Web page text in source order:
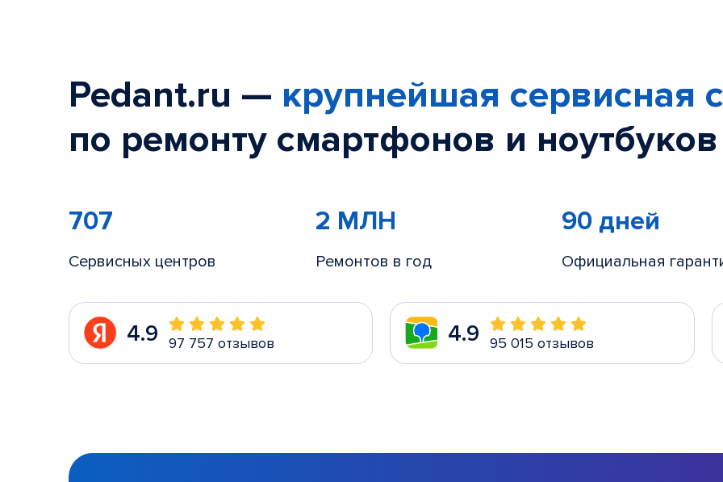
Pedant.ru — крупнейшая сервисная
по ремонту смартфонов и
707
Сервисных центров
2 МЛН
Ремонтов в год
90 дней
Официальная
4.9 97 757 отзывов 4.9 95 015 отзывов